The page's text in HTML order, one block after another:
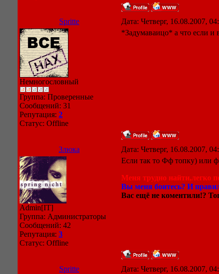
Spritte Дата: Четверг, 16.08.2007,
Немногословный
Группа: Проверенные
Сообщений: 31
Репутация: 2
Статус: Offline
*Задумаваицо* а что если и
Злюка Дата: Четверг, 16.08.2007,
Admin[IT]
Группа: Администраторы
Сообщений: 42
Репутация: 3
Статус: Offline
Если так то Фф топку) или ф
Меня трудно найти,легко
Вы меня боитесь? И
Вас ещё не коментили!?
Spritte Дата: Четверг, 16.08.2007,